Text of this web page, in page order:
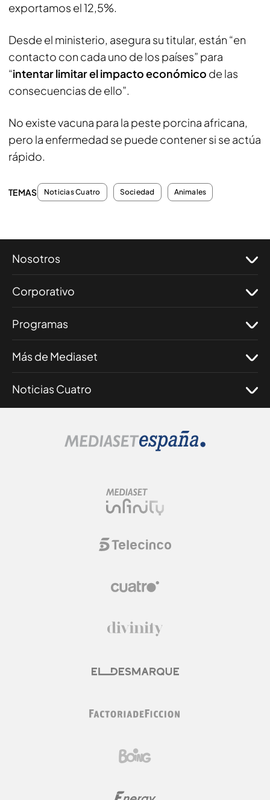
exportamos el 12,5%.
Desde el ministerio, asegura su titular, están “en
contacto con cada uno de los países” para
“intentar limitar el impacto económico de las
consecuencias de ello”.
No existe vacuna para la peste porcina africana,
pero la enfermedad se puede contener si se actúa
rápido.
TEMAS Noticias Cuatro Sociedad Animales
Nosotros
Corporativo
Programas
Más de Mediaset
Noticias Cuatro